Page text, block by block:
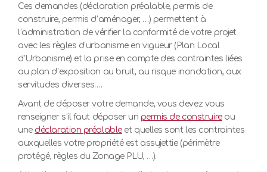
Ces demandes (déclaration préalable, permis de
construire, permis d’aménager, …) permettent à
l’administration de vérifier la conformité de votre projet
avec les règles d’urbanisme en vigueur (Plan Local
d’Urbanisme) et la prise en compte des contraintes liées
au plan d’exposition au bruit, au risque inondation, aux
servitudes diverses….
Avant de déposer votre demande, vous devez vous
renseigner s’il faut déposer un permis de construireou
une déclaration préalableet quelles sont les contraintes
auxquelles votre propriété est assujettie (périmètre
protégé, règles du Zonage PLU, …).